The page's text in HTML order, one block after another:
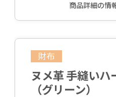
商品詳細の情
財布
ヌメ革 手縫いハ
（グリーン）